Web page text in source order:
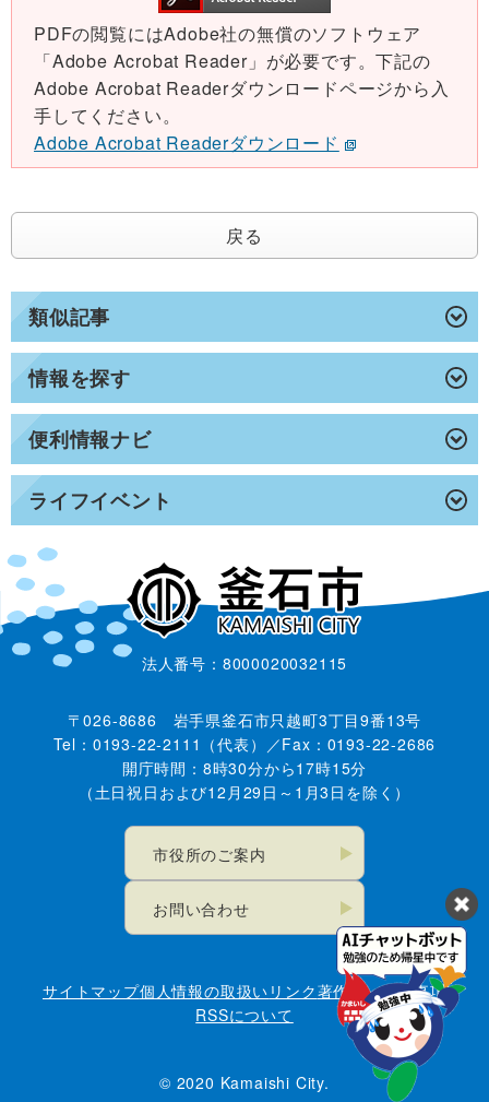
類似記事
情報を探す
便利情報ナビ
ライフイベント
PDFの閲覧にはAdobe社の無償のソフトウェア
「Adobe Acrobat Reader」が必要です。下記の
Adobe Acrobat Readerダウンロードページから入
手してください。
Adobe Acrobat Readerダウンロード
戻る
法人番号：8000020032115
〒026-8686 岩手県釜石市只越町3丁目9番13号
Tel：0193-22-2111（代表）／Fax：0193-22-2686
開庁時間：8時30分から17時15分
（土日祝日および12月29日～1月3日を除く）
市役所のご案内
お問い合わせ
サイトマップ個人情報の取扱い リンク著作権・免責事項
RSSについて
© 2020 Kamaishi City.